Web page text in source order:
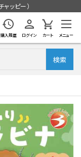
ッピー）
購入履歴 ログイン カート メニュー
検索
録